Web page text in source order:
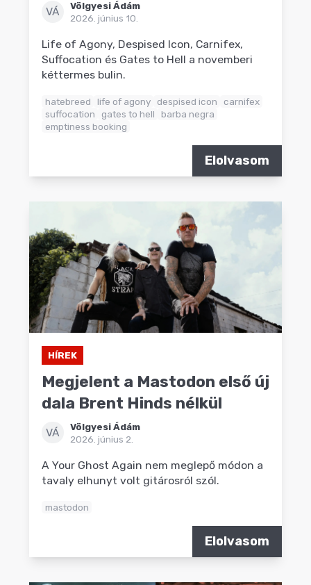
VÁ
Völgyesi Ádám
2026. június 10.
Life of Agony, Despised Icon, Carnifex,
Suffocation és Gates to Hell a novemberi
kéttermes bulin.
hatebreed life of agony despised icon
carnifex
suffocation
gates to hell
barba negra
emptiness booking
Elolvasom
HÍREK
Megjelent a Mastodon első új
dala Brent Hinds nélkül
VÁ
Völgyesi Ádám
2026. június 2.
A Your Ghost Again nem meglepő módon a
tavaly elhunyt volt gitárosról szól.
mastodon
Elolvasom